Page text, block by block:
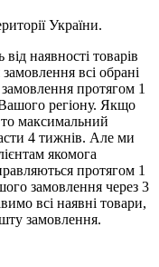
України.
наявності товарів
всі обрані
протягом 1
Вашого регіону. Якщо
то максимальний
4 тижнів. Але ми
якомога
протягом 1
замовлення через 3
всі наявні товари,
замовлення.